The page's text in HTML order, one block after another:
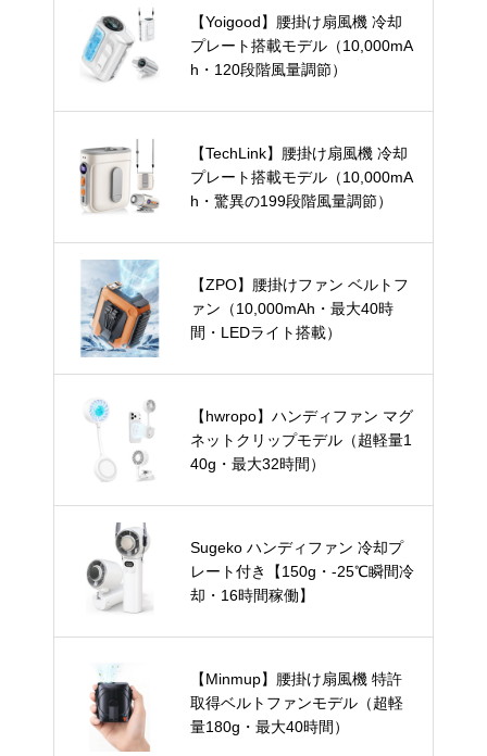
【Yoigood】腰掛け扇風機 冷却
プレート搭載モデル（10,000mA
h・120段階風量調節）
【TechLink】腰掛け扇風機 冷却
プレート搭載モデル（10,000mA
h・驚異の199段階風量調節）
【ZPO】腰掛けファン ベルトフ
ァン（10,000mAh・最大40時
間・LEDライト搭載）
【hwropo】ハンディファン マグ
ネットクリップモデル（超軽量1
40g・最大32時間）
Sugeko ハンディファン 冷却プ
レート付き【150g・-25℃瞬間冷
却・16時間稼働】
【Minmup】腰掛け扇風機 特許
取得ベルトファンモデル（超軽
量180g・最大40時間）